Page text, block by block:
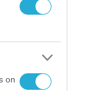
on